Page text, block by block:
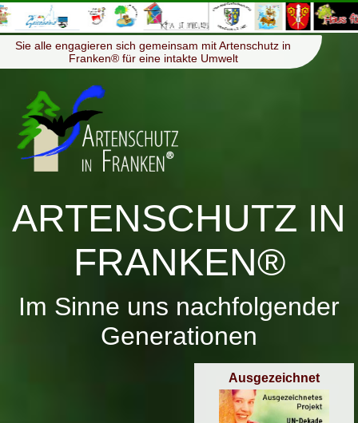
Menü ≡
Sie alle engagieren sich gemeinsam mit Artenschutz in
Franken® für eine intakte Umwelt
ARTENSCHUTZ IN
FRANKEN®
Im Sinne uns nachfolgender
Generationen
Ausgezeichnet